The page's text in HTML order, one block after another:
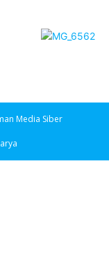
Media Siber